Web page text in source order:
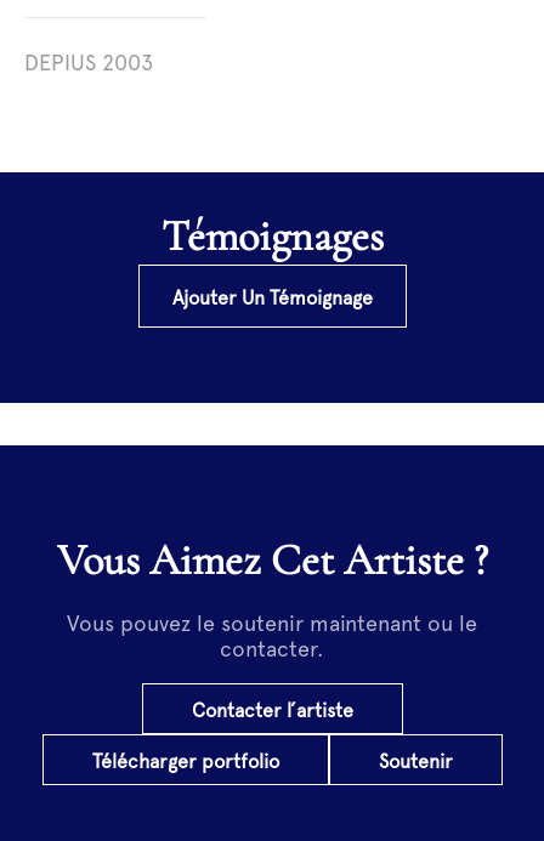
DEPIUS 2003
Témoignages
Ajouter Un Témoignage
Vous Aimez Cet Artiste ?
Vous pouvez le soutenir maintenant ou le
contacter.
Contacter l’artiste
Télécharger portfolio Soutenir